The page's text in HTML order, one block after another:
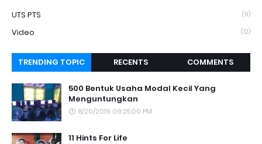
UTS PTS (6)
Video (12)
TRENDING TOPIC RECENTS COMMENTS
500 Bentuk Usaha Modal Kecil Yang
Menguntungkan
8/20/2019 09:25:00 PM
11 Hints For Life